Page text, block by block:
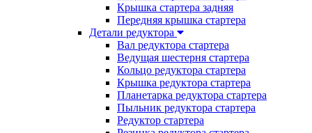
Крышка стартера задняя
Передняя крышка стартера
Детали редуктора
Вал редуктора стартера
Ведущая шестерня стартера
Кольцо редуктора стартера
Крышка редуктора стартера
Планетарка редуктора стартера
Пыльник редуктора стартера
Редуктор стартера